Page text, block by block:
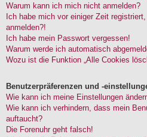
Warum kann ich mich nicht anmelden?
Ich habe mich vor einiger Zeit
anmelden?!
Ich habe mein Passwort vergessen!
Warum werde ich automatisch
Wozu ist die Funktion „Alle Cookies
Benutzerpräferenzen und -
Wie kann ich meine Einstellungen
Wie kann ich verhindern, dass mein
auftaucht?
Die Forenuhr geht falsch!